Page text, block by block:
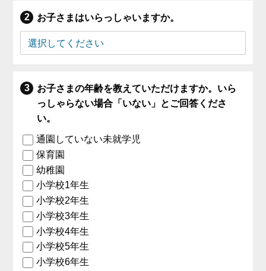
お子さまはいらっしゃいますか。
お子さまの年齢を教えていただけますか。いら
っしゃらない場合「いない」とご回答くださ
い。
通園していない未就学児
保育園
幼稚園
小学校1年生
小学校2年生
小学校3年生
小学校4年生
小学校5年生
小学校6年生